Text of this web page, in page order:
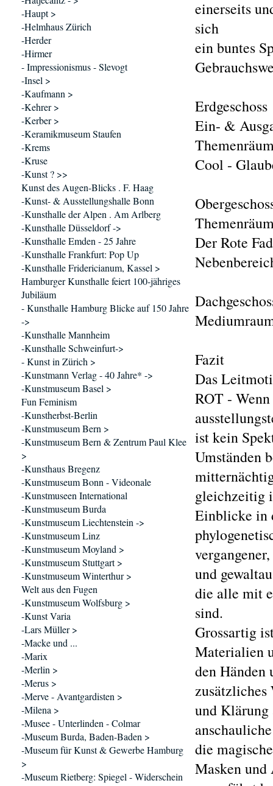
einerseits
sich
ein buntes
Erdgeschoss
Ein- &
Cool -
Der Rote
Fazit
Das
ROT -
ist kein
Umständen
gleichzeitig
Einblicke in
und
die alle mit
sind.
Grossartig
Materialien
den
zusätzliches
und Klärung
die
Masken und
-Haupt >
-Helmhaus Zürich
-Herder
-Hirmer
- Impressionismus - Slevogt
-Insel >
-Kaufmann >
-Kehrer >
-Kerber >
-Keramikmuseum Staufen
-Krems
-Kruse
-Kunst ? >>
Kunst des Augen-Blicks . F. Haag
-Kunst- & Ausstellungshalle Bonn
-Kunsthalle der Alpen . Am Arlberg
-Kunsthalle Düsseldorf ->
-Kunsthalle Emden - 25 Jahre
-Kunsthalle Frankfurt: Pop Up
-Kunsthalle Fridericianum, Kassel >
Hamburger Kunsthalle feiert 100-jähriges
Jubiläum
- Kunsthalle Hamburg Blicke auf 150 Jahre
->
-Kunsthalle Mannheim
-Kunsthalle Schweinfurt->
- Kunst in Zürich >
-Kunstmann Verlag - 40 Jahre* ->
-Kunstmuseum Basel >
Fun Feminism
-Kunstherbst-Berlin
-Kunstmuseum Bern >
-Kunstmuseum Bern & Zentrum Paul Klee
>
-Kunsthaus Bregenz
-Kunstmuseum Bonn - Videonale
-Kunstmuseen International
-Kunstmuseum Burda
-Kunstmuseum Liechtenstein ->
-Kunstmuseum Linz
-Kunstmuseum Moyland >
-Kunstmuseum Stuttgart >
-Kunstmuseum Winterthur >
Welt aus den Fugen
-Kunstmuseum Wolfsburg >
-Kunst Varia
-Lars Müller >
-Macke und ...
-Marix
-Merlin >
-Merus >
-Merve - Avantgardisten >
-Milena >
-Musee - Unterlinden - Colmar
-Museum Burda, Baden-Baden >
-Museum für Kunst & Gewerbe Hamburg
>
-Museum Rietberg: Spiegel - Widerschein